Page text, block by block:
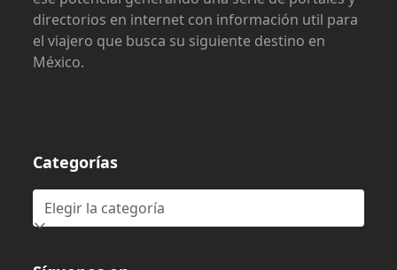
directorios en internet con información util para
el viajero que busca su siguiente destino en
México.
Categorías
Categorías